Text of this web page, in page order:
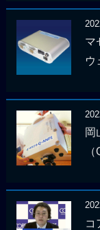
マ
ウ
岡
コ